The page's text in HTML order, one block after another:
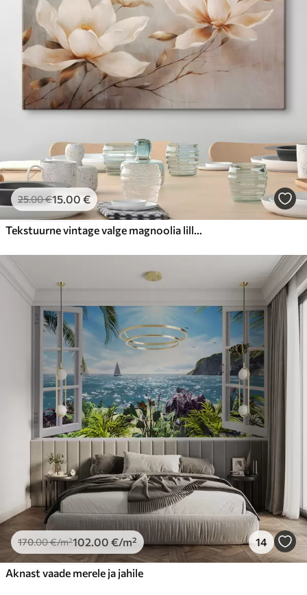
Hind Alates
25.00€15.00 €
Tekstuurne vintage valge magnoolia lilled oksad helepruunil taustal
170.00€/m²102.00 €/m² 14
Aknast vaade merele ja jahile